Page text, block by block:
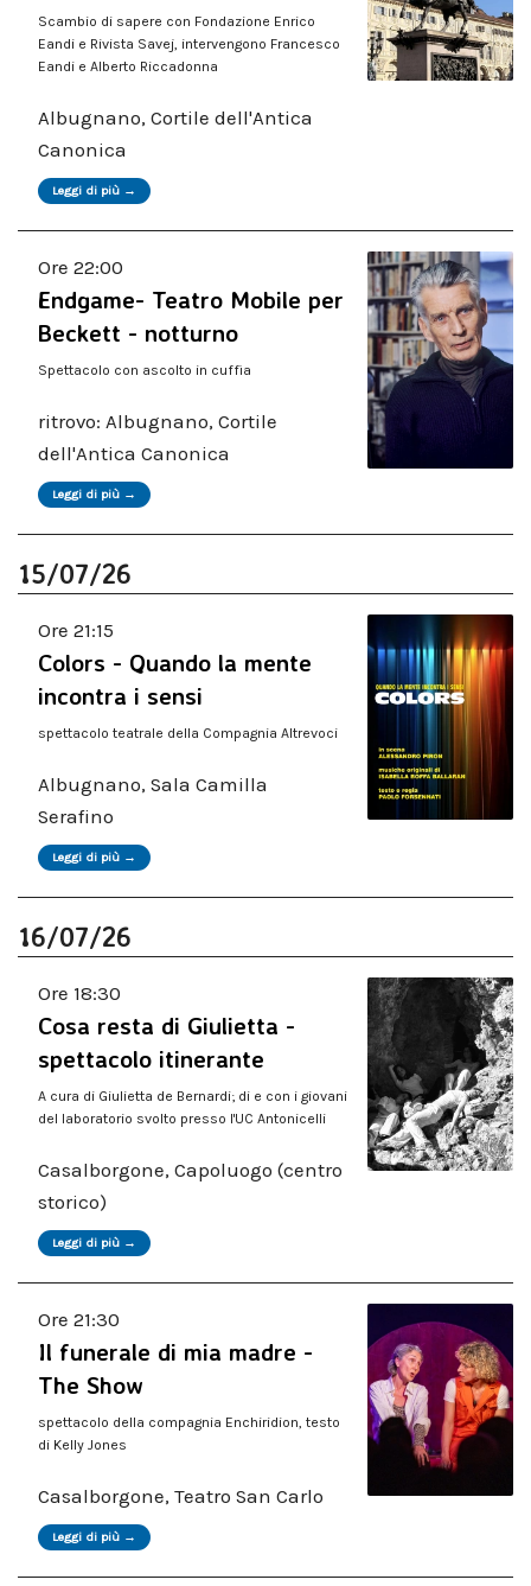
Scambio di sapere con Fondazione Enrico
Eandi e Rivista Savej, intervengono Francesco
Eandi e Alberto Riccadonna
Albugnano, Cortile dell'Antica
Canonica
Leggi di più →
Ore 22:00
Endgame- Teatro Mobile per
Beckett - notturno
Spettacolo con ascolto in cuffia
ritrovo: Albugnano, Cortile
dell'Antica Canonica
Leggi di più →
15/07/26
Ore 21:15
Colors - Quando la mente
incontra i sensi
spettacolo teatrale della Compagnia Altrevoci
Albugnano, Sala Camilla
Serafino
Leggi di più →
16/07/26
Ore 18:30
Cosa resta di Giulietta -
spettacolo itinerante
A cura di Giulietta de Bernardi; di e con i giovani
del laboratorio svolto presso l'UC Antonicelli
Casalborgone, Capoluogo (centro
storico)
Leggi di più →
Ore 21:30
Il funerale di mia madre -
The Show
spettacolo della compagnia Enchiridion, testo
di Kelly Jones
Casalborgone, Teatro San Carlo
Leggi di più →